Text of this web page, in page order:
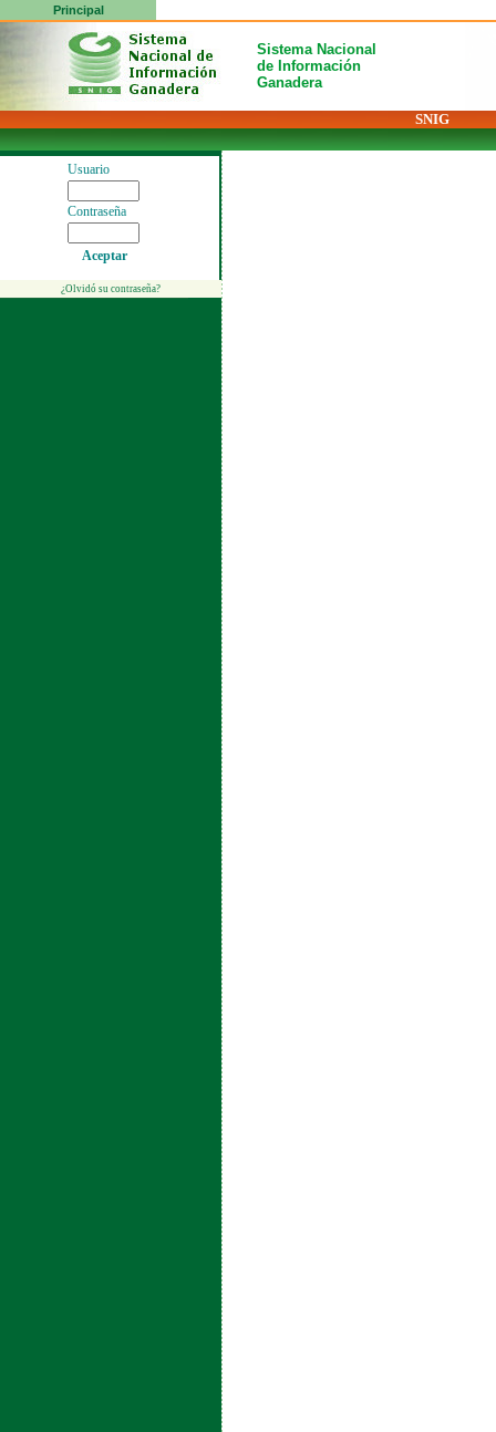
Principal
Sistema Nacional
de Información
Ganadera
SNIG
Usuario
Contraseña
Aceptar
¿Olvidó su contraseña?